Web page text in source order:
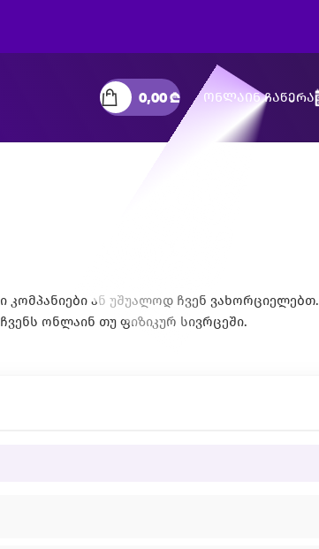
0,00₾ ონლაინ ჩაწერა
ან უშუალოდ ჩვენ ვახორციელებთ.
ონლაინ თუ ფიზიკურ სივრცეში.